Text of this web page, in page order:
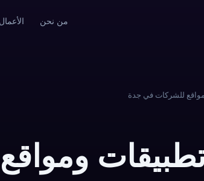
الأعمال من نحن
للشركات في جدة